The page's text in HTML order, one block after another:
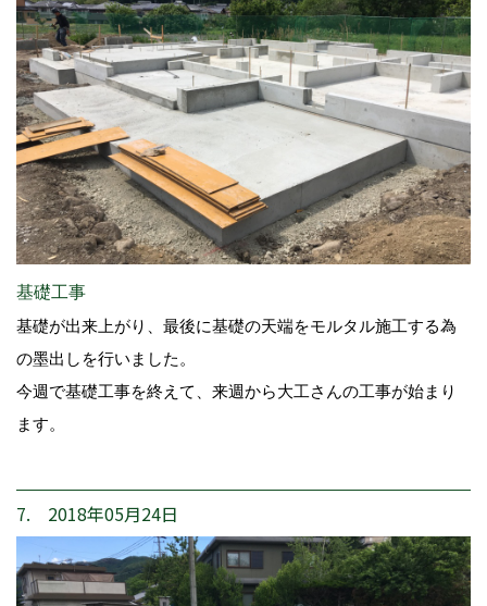
基礎工事
基礎が出来上がり、最後に基礎の天端をモルタル施工する為
の墨出しを行いました。
今週で基礎工事を終えて、来週から大工さんの工事が始まり
ます。
7. 2018年05月24日